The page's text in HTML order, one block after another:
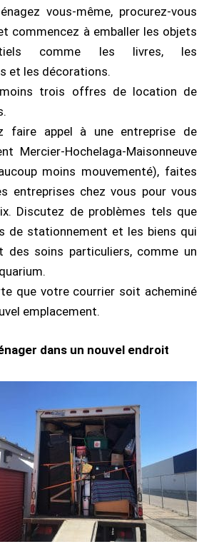
vous-même, procurez-vous
commencez à emballer les objets
comme les livres, les
et les décorations.
trois offres de location de
faire appel à une entreprise de
Mercier-Hochelaga-Maisonneuve
moins mouvementé), faites
entreprises chez vous pour vous
Discutez de problèmes tels que
de stationnement et les biens qui
des soins particuliers, comme un
que votre courrier soit acheminé
emplacement.
dans un nouvel endroit